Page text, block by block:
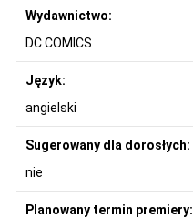
Wydawnictwo:
DC COMICS
Język:
angielski
Sugerowany dla dorosłych:
nie
Planowany termin premiery: